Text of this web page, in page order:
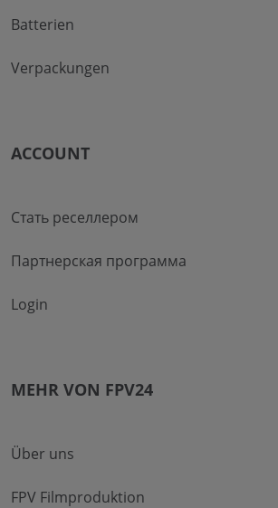
Batterien
Verpackungen
ACCOUNT
Стать реселлером
Партнерская программа
Login
MEHR VON FPV24
Über uns
FPV Filmproduktion